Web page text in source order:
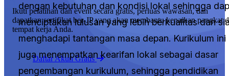
dengan kebutuhan dan kondisi lokal sehingga
menciptakan lulusan yang lebih berkualitas dan
menghadapi tantangan masa depan. Kurikulum ini
juga menempatkan kearifan lokal sebagai dasar
pengembangan kurikulum, sehingga pendidikan
Ikuti pelatihan dan event secara gratis, perluas wawasan, dan
dapatkan sertifikat ber-JP yang akan membantu kenaikan pangkat
tempat kerja Anda.
Daftar Akun Gratis